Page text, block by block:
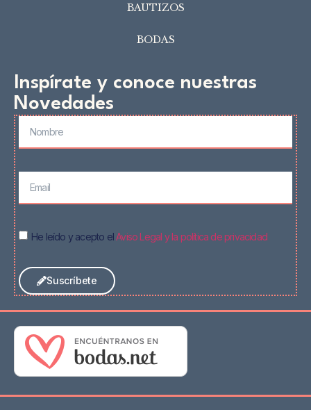
BAUTIZOS
BODAS
Inspírate y conoce nuestras
Novedades
He leído y acepto elAviso Legal y la política de privacidad
Suscríbete